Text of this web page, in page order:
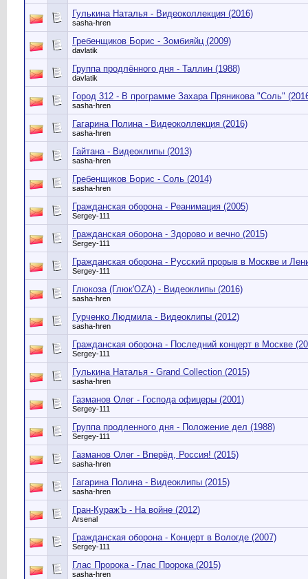
Гулькина Наталья - Видеоколлекция (2016)
sasha-hren
Гребенщиков Борис - Зомбияйц (2009)
davlatik
Группа продлённого дня - Таллин (1988)
davlatik
Город 312 - В программе Захара Пряникова "Соль"
sasha-hren
Гагарина Полина - Видеоколлекция (2016)
sasha-hren
Гайтана - Видеоклипы (2013)
sasha-hren
Гребенщиков Борис - Соль (2014)
sasha-hren
Гражданская оборона - Реанимация (2005)
Sergey-111
Гражданская оборона - Здорово и вечно (2015)
Sergey-111
Гражданская оборона - Русский прорыв в Москве и
Sergey-111
Глюкоза (Глюк'OZA) - Видеоклипы (2016)
sasha-hren
Гурченко Людмила - Видеоклипы (2012)
sasha-hren
Гражданская оборона - Последний концерт в Москве
Sergey-111
Гулькина Наталья - Grand Collection (2015)
sasha-hren
Газманов Олег - Господа офицеры (2001)
Sergey-111
Группа продленного дня - Положение дел (1988)
Sergey-111
Газманов Олег - Вперёд, Россия! (2015)
sasha-hren
Гагарина Полина - Видеоклипы (2015)
sasha-hren
Гран-КуражЪ - На войне (2012)
Arsenal
Гражданская оборона - Концерт в Вологде (2007)
Sergey-111
Глас Пророка - Глас Пророка (2015)
sasha-hren